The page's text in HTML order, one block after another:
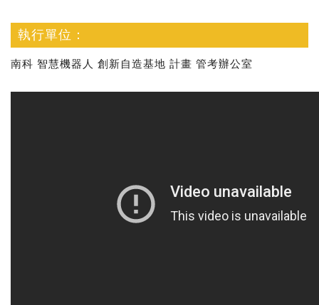
執行單位：
南科 智慧機器人 創新自造基地 計畫 管考辦公室